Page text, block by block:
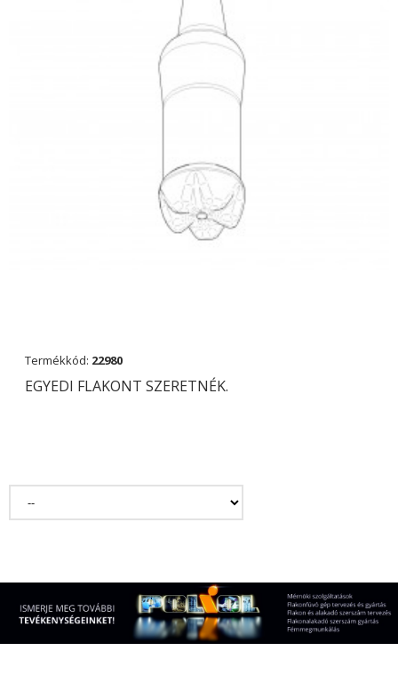
Termékkód: 22980
EGYEDI FLAKONT SZERETNÉK.